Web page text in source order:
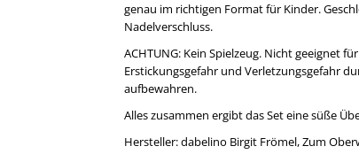
genau im richtigen Format für Kinder.
Nadelverschluss.
ACHTUNG: Kein Spielzeug. Nicht geeignet
Erstickungsgefahr und Verletzungsgefahr
aufbewahren.
Alles zusammen ergibt das Set eine süße
Hersteller: dabelino Birgit Frömel, Zum